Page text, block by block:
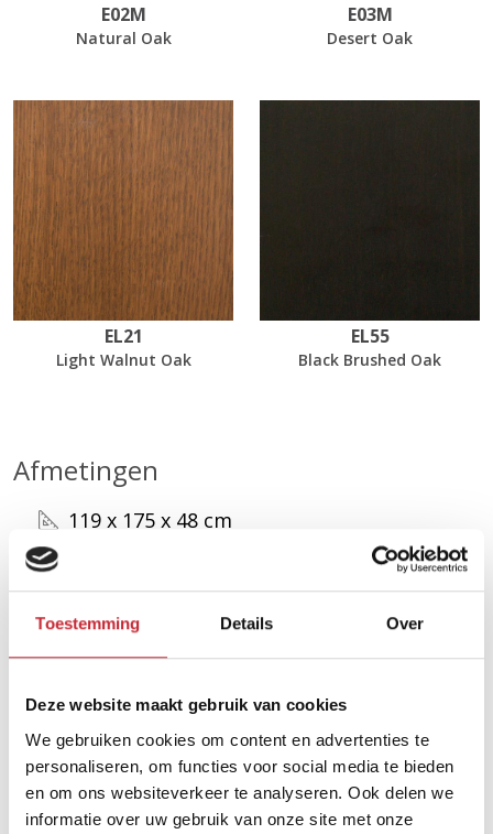
Toestemming Details Over
Deze website maakt gebruik van cookies
We gebruiken cookies om content en advertenties te
personaliseren, om functies voor social media te bieden
en om ons websiteverkeer te analyseren. Ook delen we
informatie over uw gebruik van onze site met onze
E02M
Natural Oak
E03M
Desert Oak
EL21
Light Walnut Oak
EL55
Black Brushed Oak
Afmetingen
119 x 175 x 48 cm
Zoek uw dichtsbijzijnde
dealer in ons netwerk
Vind een dealer